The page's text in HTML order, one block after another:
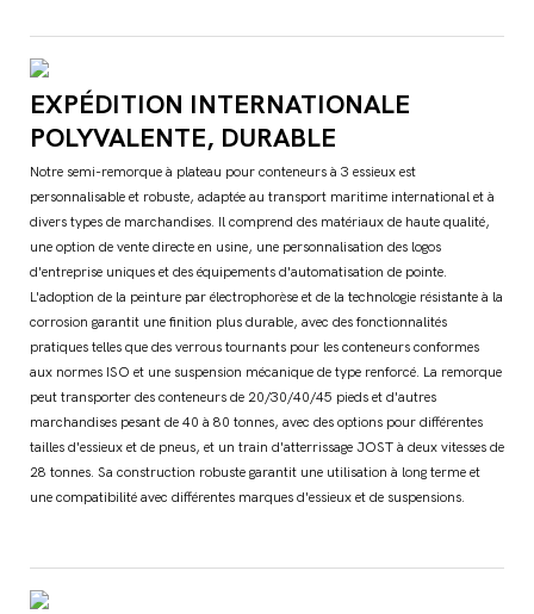
EXPÉDITION INTERNATIONALE
POLYVALENTE, DURABLE
Notre semi-remorque à plateau pour conteneurs à 3 essieux est
personnalisable et robuste, adaptée au transport maritime international et à
divers types de marchandises. Il comprend des matériaux de haute qualité,
une option de vente directe en usine, une personnalisation des logos
d'entreprise uniques et des équipements d'automatisation de pointe.
L'adoption de la peinture par électrophorèse et de la technologie résistante à la
corrosion garantit une finition plus durable, avec des fonctionnalités
pratiques telles que des verrous tournants pour les conteneurs conformes
aux normes ISO et une suspension mécanique de type renforcé. La remorque
peut transporter des conteneurs de 20/30/40/45 pieds et d'autres
marchandises pesant de 40 à 80 tonnes, avec des options pour différentes
tailles d'essieux et de pneus, et un train d'atterrissage JOST à ​​deux vitesses de
28 tonnes. Sa construction robuste garantit une utilisation à long terme et
une compatibilité avec différentes marques d'essieux et de suspensions.